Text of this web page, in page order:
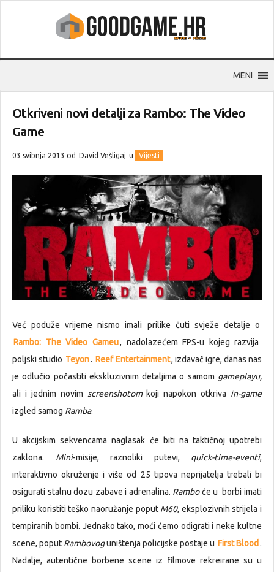
MENI
Otkriveni novi detalji za Rambo: The Video
Game
03 svibnja 2013 od David Vešligaj u Vijesti
Već poduže vrijeme nismo imali prilike čuti svježe detalje o
Rambo: The Video Gameu, nadolazećem FPS-u kojeg razvija
poljski studio Teyon. Reef Entertainment, izdavač igre, danas nas
je odlučio počastiti ekskluzivnim detaljima o samom gameplayu,
ali i jednim novim screenshotomkoji napokon otkriva in-game
izgled samog Ramba.
U akcijskim sekvencama naglasak će biti na taktičnoj upotrebi
zaklona. Mini-misije, raznoliki putevi, quick-time-eventi,
interaktivno okruženje i više od 25 tipova neprijatelja trebali bi
osigurati stalnu dozu zabave i adrenalina. Ramboće u borbi imati
priliku koristiti teško naoružanje poput M60, eksplozivnih strijela i
tempiranih bombi. Jednako tako, moći ćemo odigrati i neke kultne
scene, poput Rambovoguništenja policijske postaje u First Blood.
Nadalje, autentične borbene scene iz filmove rekreirane su u